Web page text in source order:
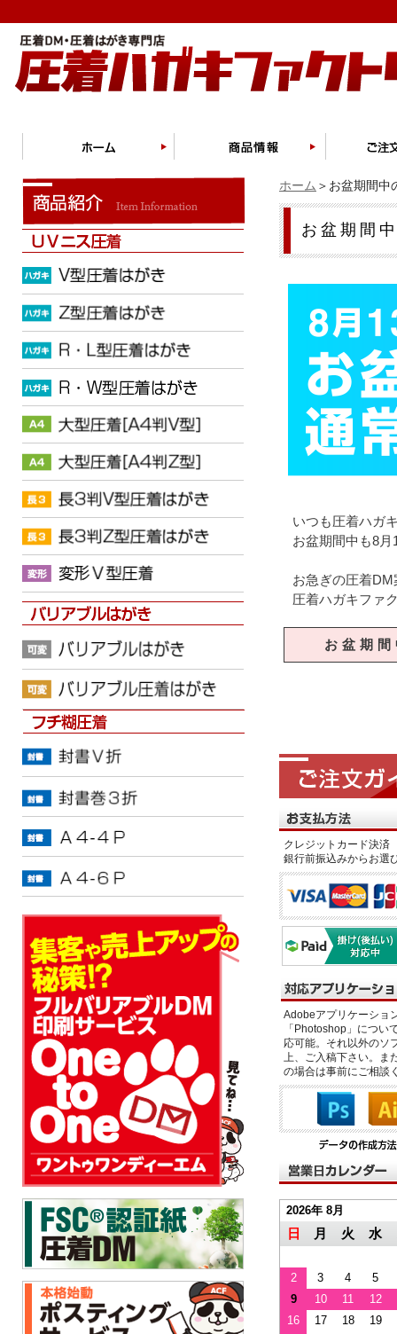
ホーム ＞お盆期間中
お盆期間
いつも圧着ハガ
お盆期間中も8
お急ぎの圧着
圧着ハガキファ
お盆期
クレジットカード決
銀行前振込みからお選
Adobeアプリケーショ
「Photoshop」につい
応可能。それ以外のソ
上、ご入稿下さい。ま
の場合は事前にご相談
2026年 8月
日 月 火 水
2 3 4
5
9
10 11
12
16
17 18
19